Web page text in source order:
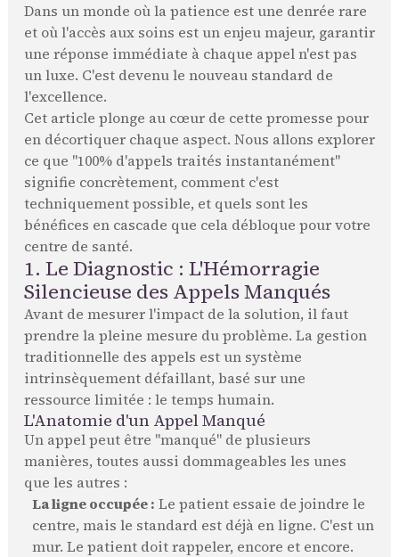
Dans un monde où la patience est une denrée rare
et où l'accès aux soins est un enjeu majeur, garantir
une réponse immédiate à chaque appel n'est pas
un luxe. C'est devenu le nouveau standard de
l'excellence.
Cet article plonge au cœur de cette promesse pour
en décortiquer chaque aspect. Nous allons explorer
ce que "100% d'appels traités instantanément"
signifie concrètement, comment c'est
techniquement possible, et quels sont les
bénéfices en cascade que cela débloque pour votre
centre de santé.
1. Le Diagnostic : L'Hémorragie
Silencieuse des Appels Manqués
Avant de mesurer l'impact de la solution, il faut
prendre la pleine mesure du problème. La gestion
traditionnelle des appels est un système
intrinsèquement défaillant, basé sur une
ressource limitée : le temps humain.
L'Anatomie d'un Appel Manqué
Un appel peut être "manqué" de plusieurs
manières, toutes aussi dommageables les unes
que les autres :
La ligne occupée : Le patient essaie de joindre le
centre, mais le standard est déjà en ligne. C'est un
mur. Le patient doit rappeler, encore et encore.